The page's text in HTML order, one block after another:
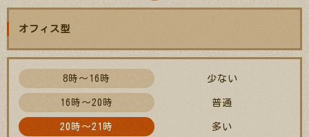
オフィス型
8時～16時 少ない
16時～20時 普通
20時～21時 多い